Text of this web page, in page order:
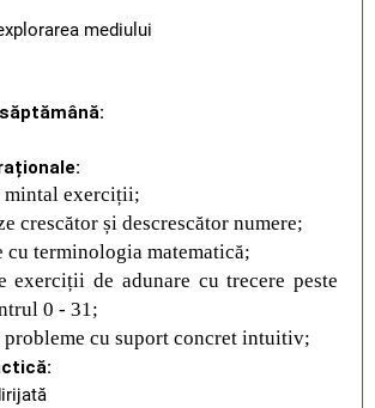
mediului
mintal exerciții;
crescător și descrescător numere;
cu terminologia matematică;
exerciții de adunare cu trecere peste
0 - 31;
probleme cu suport concret intuitiv;